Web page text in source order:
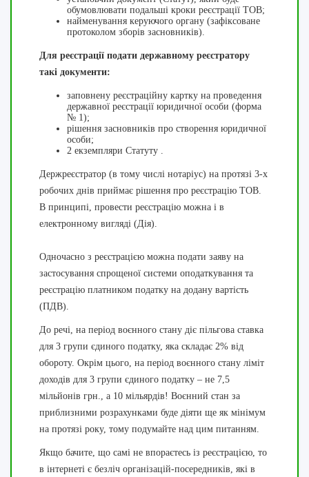
обумовлювати подальші кроки реєстрації ТОВ;
найменування керуючого органу (зафіксоване
протоколом зборів засновників).
Для реєстрації подати державному реєстратору
такі документи:
заповнену реєстраційну картку на проведення
державної реєстрації юридичної особи (форма
№ 1);
рішення засновників про створення юридичної
особи;
2 екземпляри Статуту .
Держреєстратор (в тому числі нотаріус) на протязі 3-х
робочих днів приймає рішення про реєстрацію ТОВ.
В принципі, провести реєстрацію можна і в
електронному вигляді (Дія).
Одночасно з реєстрацією можна подати заяву на
застосування спрощеної системи оподаткування та
реєстрацію платником податку на додану вартість
(ПДВ).
До речі, на період воєнного стану діє пільгова ставка
для 3 групи єдиного податку, яка складає 2% від
обороту. Окрім цього, на період воєнного стану ліміт
доходів для 3 групи єдиного податку – не 7,5
мільйонів грн., а 10 мільярдів! Воєнний стан за
приблизними розрахунками буде діяти ще як мінімум
на протязі року, тому подумайте над цим питанням.
Якщо бачите, що самі не впораєтесь із реєстрацією, то
в інтернеті є безліч організацій-посередників, які в